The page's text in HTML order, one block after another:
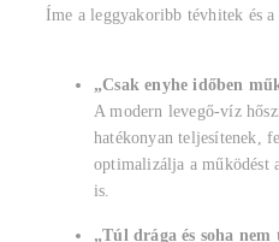
Íme a leggyakoribb tévhitek és a
„Csak enyhe időben
A modern levegő-víz
hatékonyan teljesítenek,
optimalizálja a működést
is.
„Túl drága és soha nem